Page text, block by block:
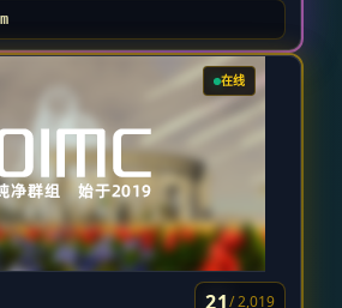
线模式
和谐、有爱、全年龄段
体验，没有任何破
容，适合喜欢休闲、建
坏平衡的魔改内容 领
在线
21/ 2,019